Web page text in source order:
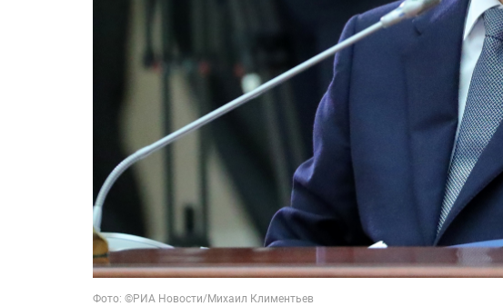
Фото: ©РИА Новости/Михаил Климентьев